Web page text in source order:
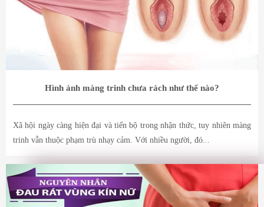
Hình ảnh màng trinh chưa rách như thế nào?
Xã hội ngày càng hiện đại và tiến bộ trong nhận thức, tuy nhiên màng
trinh vẫn thuộc phạm trù nhạy cảm. Với nhiều người, đó...